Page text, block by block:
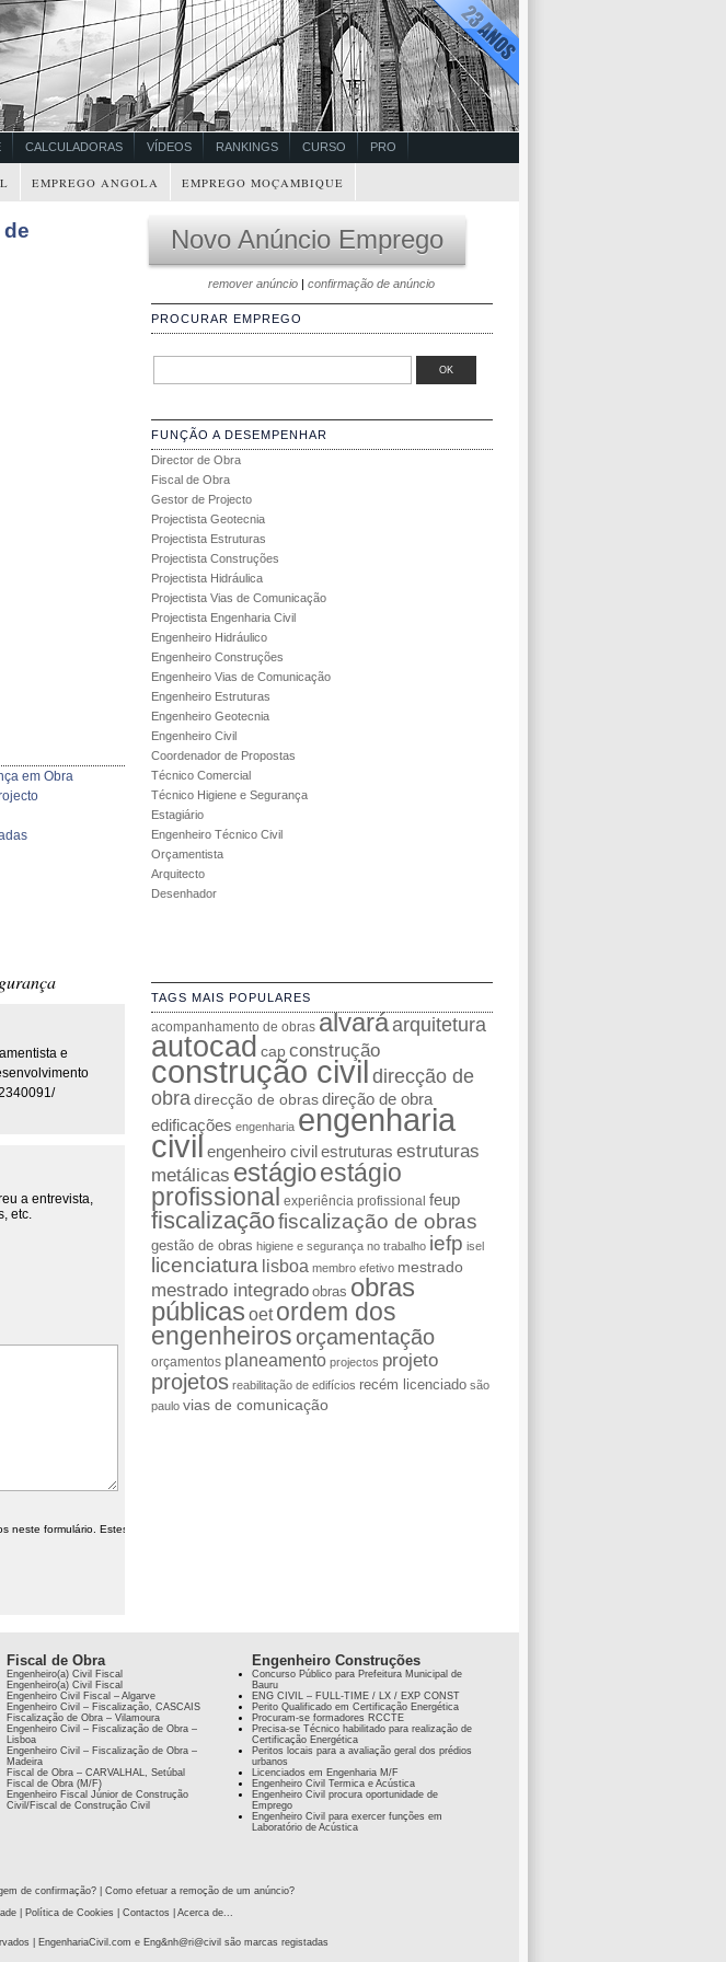
CALCULADORAS VÍDEOS RANKINGS CURSO PRO
EMPREGO ANGOLA EMPREGO MOÇAMBIQUE
em Obra
e
a entrevista,
etc.
neste formulário. Estes
Novo Anúncio Emprego
remover anúncio | confirmação de anúncio
PROCURAR EMPREGO
FUNÇÃO A DESEMPENHAR
Director de Obra
Fiscal de Obra
Gestor de Projecto
Projectista Geotecnia
Projectista Estruturas
Projectista Construções
Projectista Hidráulica
Projectista Vias de Comunicação
Projectista Engenharia Civil
Engenheiro Hidráulico
Engenheiro Construções
Engenheiro Vias de Comunicação
Engenheiro Estruturas
Engenheiro Geotecnia
Engenheiro Civil
Coordenador de Propostas
Técnico Comercial
Técnico Higiene e Segurança
Estagiário
Engenheiro Técnico Civil
Orçamentista
Arquitecto
Desenhador
TAGS MAIS POPULARES
acompanhamento de obras alvaráarquitetura
autocad cap construção
construção civil direcção de
obra direcção de obras direção de obra
edificações engenharia engenharia
civil engenheiro civil estruturas estruturas
metálicas estágioestágio
profissional experiência profissional feup
fiscalizaçãofiscalização de obras
gestão de obras higiene e segurança no trabalho iefp isel
licenciatura lisboa membro efetivo mestrado
mestrado integrado obras obras
públicas oet ordem dos
engenheiros orçamentação
orçamentos planeamento projectos projeto
projetos reabilitação de edifícios recém licenciado são
paulo vias de comunicação
Fiscal de Obra
Engenheiro(a) Civil Fiscal
Engenheiro(a) Civil Fiscal
Engenheiro Civil Fiscal – Algarve
Engenheiro Civil – Fiscalização, CASCAIS
Fiscalização de Obra – Vilamoura
Engenheiro Civil – Fiscalização de Obra –
Lisboa
Engenheiro Civil – Fiscalização de Obra –
Madeira
Fiscal de Obra – CARVALHAL, Setúbal
Fiscal de Obra (M/F)
Engenheiro Fiscal Júnior de Construção
Civil/Fiscal de Construção Civil
Engenheiro Construções
Concurso Público para Prefeitura Municipal de
Bauru
ENG CIVIL – FULL-TIME / LX / EXP CONST
Perito Qualificado em Certificação Energética
Procuram-se formadores RCCTE
Precisa-se Técnico habilitado para realização de
Certificação Energética
Peritos locais para a avaliação geral dos prédios
urbanos
Licenciados em Engenharia M/F
Engenheiro Civil Termica e Acústica
Engenheiro Civil procura oportunidade de
Emprego
Engenheiro Civil para exercer funções em
Laboratório de Acústica
de confirmação?
Como efetuar a remoção de um anúncio?
Política de Cookies Contactos Acerca de...
| EngenhariaCivil.com e Eng&nh@ri@civil são marcas registadas